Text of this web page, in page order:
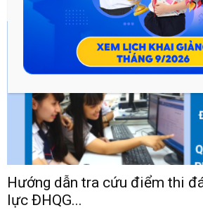
Hướng dẫn tra cứu điểm thi
lực ĐHQG...